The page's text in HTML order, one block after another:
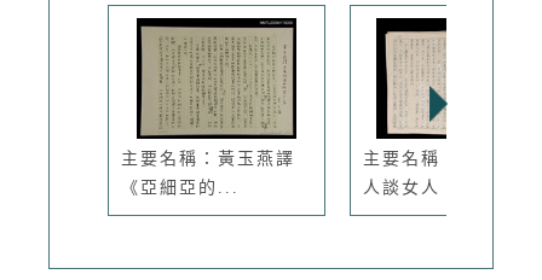
主要名稱：黃玉燕譯
《亞細亞的...
主要名稱：世紀末女
人談女人